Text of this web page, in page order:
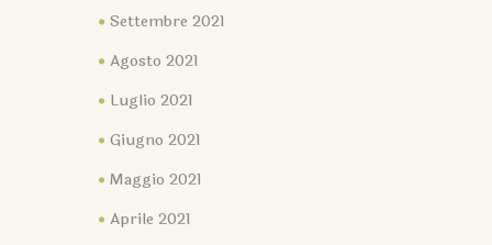
Settembre 2021
Agosto 2021
Luglio 2021
Giugno 2021
Maggio 2021
Aprile 2021